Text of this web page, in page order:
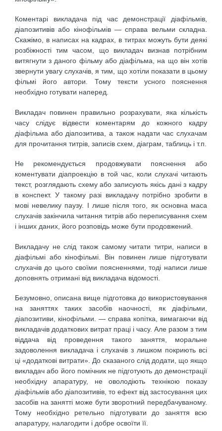
Коментарі викладача під час демонстрації діафільмів,
діапозитивів або кінофільмів — справа вельми складна.
Скажімо, в написах на кадрах, в титрах можуть бути деякі
розбіжності тим часом, що викладач визнав потрібним
витягнути з даного фільму або діафільма, на що він хотів
звернути увагу слухачів, я тим, що хотіли показати в цьому
фільмі його автори. Тому тексти усного пояснення
необхідно готувати наперед.
Викладач повинен правильно розрахувати, яка кількість
часу слідує відвести коментарям до кожного кадру
діафільма або діапозитива, а також надати час слухачам
для прочитання титрів, записів схем, діаграм, таблиць і т.п.
Не рекомендується продовжувати пояснення або
коментувати діапроекцію в той час, коли слухачі читають
текст, розглядають схему або записують якісь дані з кадру
в конспект. У такому разі викладачу потрібно зробити в
мові невелику паузу. І лише після того, як основна маса
слухачів закінчила читання титрів або переписування схем
і інших даних, його розповідь може бути продовжений.
Викладачу не слід також самому читати титри, написи в
діафільмі або кінофільмі. Він повинен лише підготувати
слухачів до цього своїми поясненнями, тоді написи лише
доповнять отримані від викладача відомості.
Безумовно, описана вище підготовка до використовування
на заняттях таких засобів наочності, як діафільми,
діапозитиви, кінофільми. — справа копітка, вимагаючи від
викладачів додаткових витрат праці і часу. Але разом з тим
віддача від проведення такого заняття, моральне
задоволення викладача і слухачів з лишком покриють всі
ці «додаткові витрати». До сказаного слід додати, що якщо
викладач або його помічник не підготують до демонстрації
необхідну апаратуру, не оволодіють технікою показу
діафільмів або діапозитивів, то ефект від застосування цих
засобів на занятті може бути зворотний передбачуваному.
Тому необхідно ретельно підготувати до заняття всю
апаратуру, налагодити і добре освоїти її.